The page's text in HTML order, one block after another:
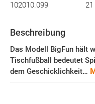
102010.099
Beschreibung
Das Modell BigFun hält
Tischfußball bedeutet
dem Geschicklichkeit…